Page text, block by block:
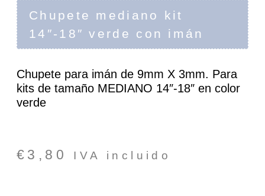
Chupete mediano kit
14″-18″ verde con imán
Chupete para imán de 9mm X 3mm. Para
kits de tamaño MEDIANO 14″-18″ en color
verde
€ 3,80 IVA incluido